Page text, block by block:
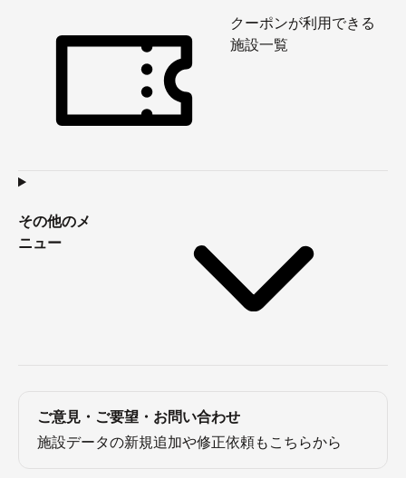
クーポンが利用できる
施設一覧
その他のメ
ニュー
ご意見・ご要望・お問い合わせ
施設データの新規追加や修正依頼もこちらから